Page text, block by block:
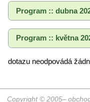
Program :: dubna
Program :: května
dotazu neodpovádá
Copyright © 2005–